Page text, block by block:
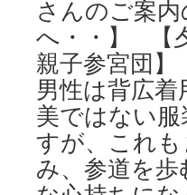
さんのご案
へ・・】 【
親子参宮団
男性は背広
美ではない
すが、これ
み、参道を